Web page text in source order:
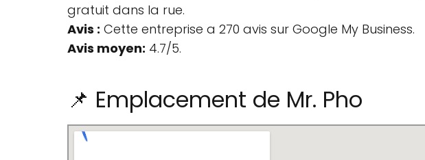
gratuit dans la rue.
Avis : Cette entreprise a 270 avis sur Google My Business.
Avis moyen: 4.7/5.
📌 Emplacement de Mr. Pho